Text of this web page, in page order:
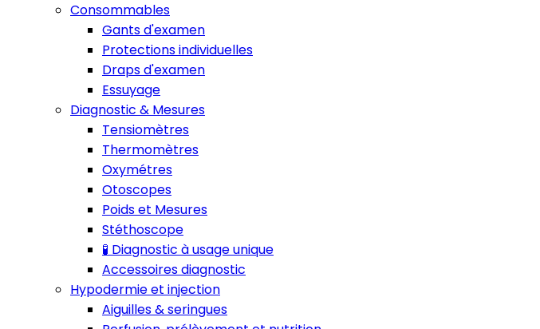
Consommables
Gants d'examen
Protections individuelles
Draps d'examen
Essuyage
Diagnostic & Mesures
Tensiomètres
Thermomètres
Oxymétres
Otoscopes
Poids et Mesures
Stéthoscope
🧪 Diagnostic à usage unique
Accessoires diagnostic
Hypodermie et injection
Aiguilles & seringues